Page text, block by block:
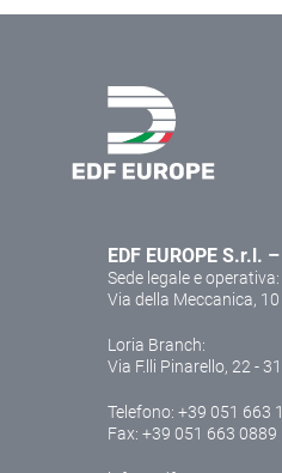
EDF EUROPE S.r.l.
Sede legale e operativa:
Via della Meccanica,
Loria Branch:
Via F.lli Pinarello, 22 -
Telefono: +39 051 663
Fax: +39 051 663 0889